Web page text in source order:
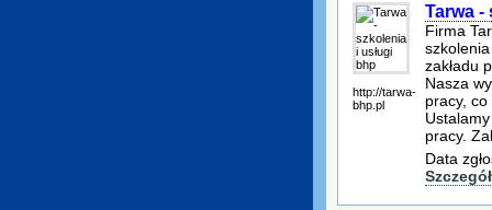
http://tarwa-
bhp.pl
Tarwa -
Firma
zakładu
Nasza
pracy,
pracy.
Data